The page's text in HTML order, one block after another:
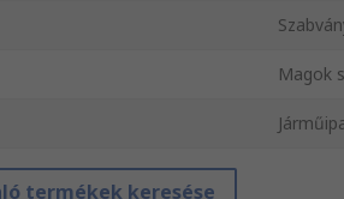
Magok
termékek keresése